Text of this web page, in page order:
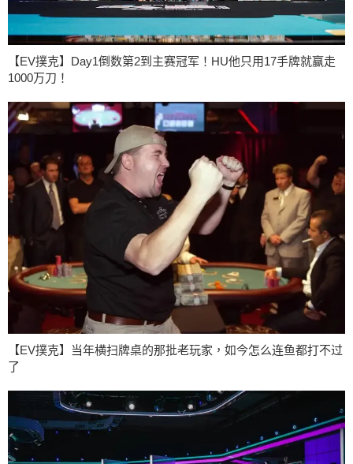
【EV撲克】Day1倒数第2到主赛冠军！HU他只用17手牌就赢走
1000万刀！
【EV撲克】当年横扫牌桌的那批老玩家，如今怎么连鱼都打不过
了